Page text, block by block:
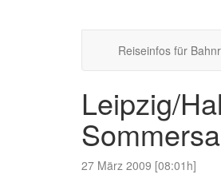
Reiseinfos für
Leipzig/
27 März 2009 [08:01h]